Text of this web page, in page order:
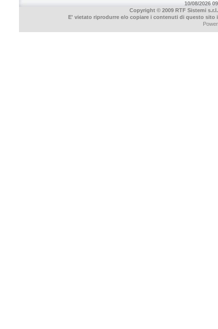
10/08/2026
Copyright © 2009 RTF Sistemi
E' vietato riprodurre e/o copiare i contenuti di questo